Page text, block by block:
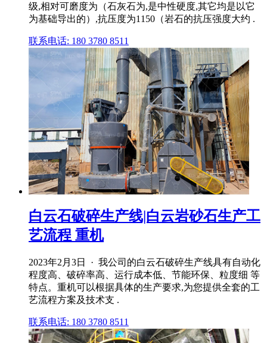
级,相对可磨度为（石灰石为,是中性硬度,其它均是以它
为基础导出的）,抗压度为1150（岩石的抗压强度大约 .
联系电话: 180 3780 8511
白云石破碎生产线|白云岩砂石生产工
艺流程 重机
2023年2月3日 · 我公司的白云石破碎生产线具有自动化
程度高、破碎率高、运行成本低、节能环保、粒度细 等
特点。重机可以根据具体的生产要求,为您提供全套的工
艺流程方案及技术支 .
联系电话: 180 3780 8511